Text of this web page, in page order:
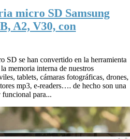
micro SD Samsung
A2, V30, con
SD se han convertido en la herramienta
memoria interna de nuestros
tablets, cámaras fotográficas, drones,
mp3, e-readers…. de hecho son una
funcional para...